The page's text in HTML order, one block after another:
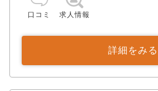
口コミ 求人情報
詳細をみる